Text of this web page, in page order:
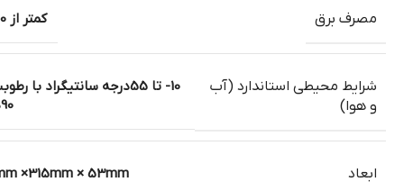
مصرف برق کمتر از 10 وات
شرایط محیطی استاندارد (آب
و هوا)
10- تا 55درجه سانتیگراد با
90درصد
ابعاد ×315mm × 53mm